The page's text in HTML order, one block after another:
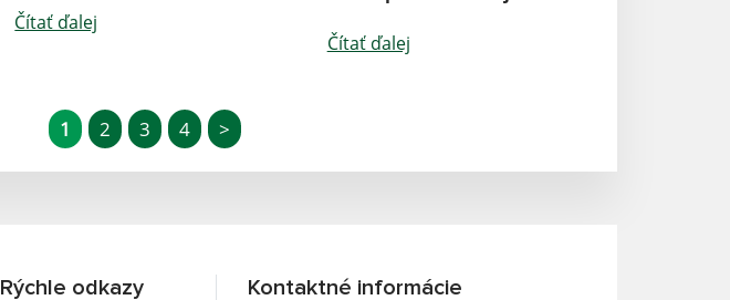
Čítať ďalej
Čítať ďalej
1 2 3 4 >
Rýchle odkazy Kontaktné informácie